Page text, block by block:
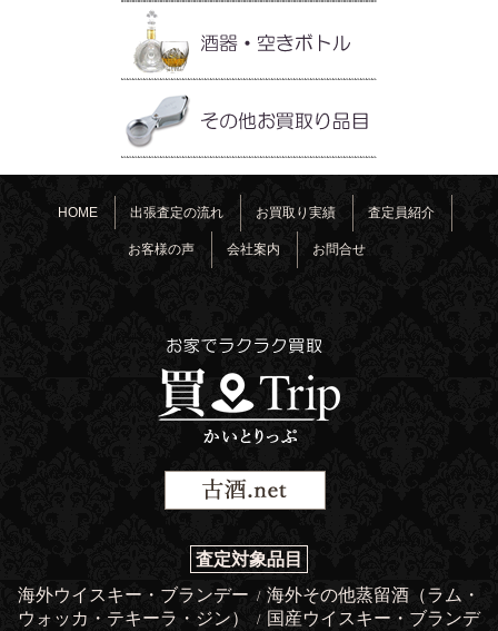
HOME 出張査定の流れ お買取り実績 査定員紹介
お客様の声 会社案内 お問合せ
査定対象品目
海外ウイスキー・ブランデー / 海外その他蒸留酒（ラム・
ウォッカ・テキーラ・ジン）
/ 国産ウイスキー・ブランデ